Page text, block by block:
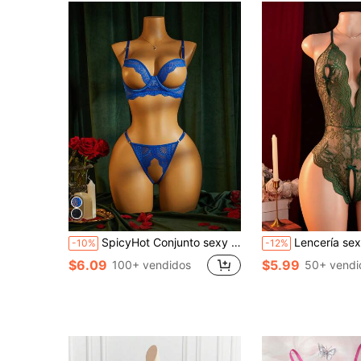
-10% SpicyHot Conjunto sexy de uso diario para mujer con sujetador de tirantes finos con diseño de encaje y recortes y braguita triangular
$6.09 100+ vendidos
-12% Lencería sexy de encaje con patrón verde, escote profundo en
$5.99 50+